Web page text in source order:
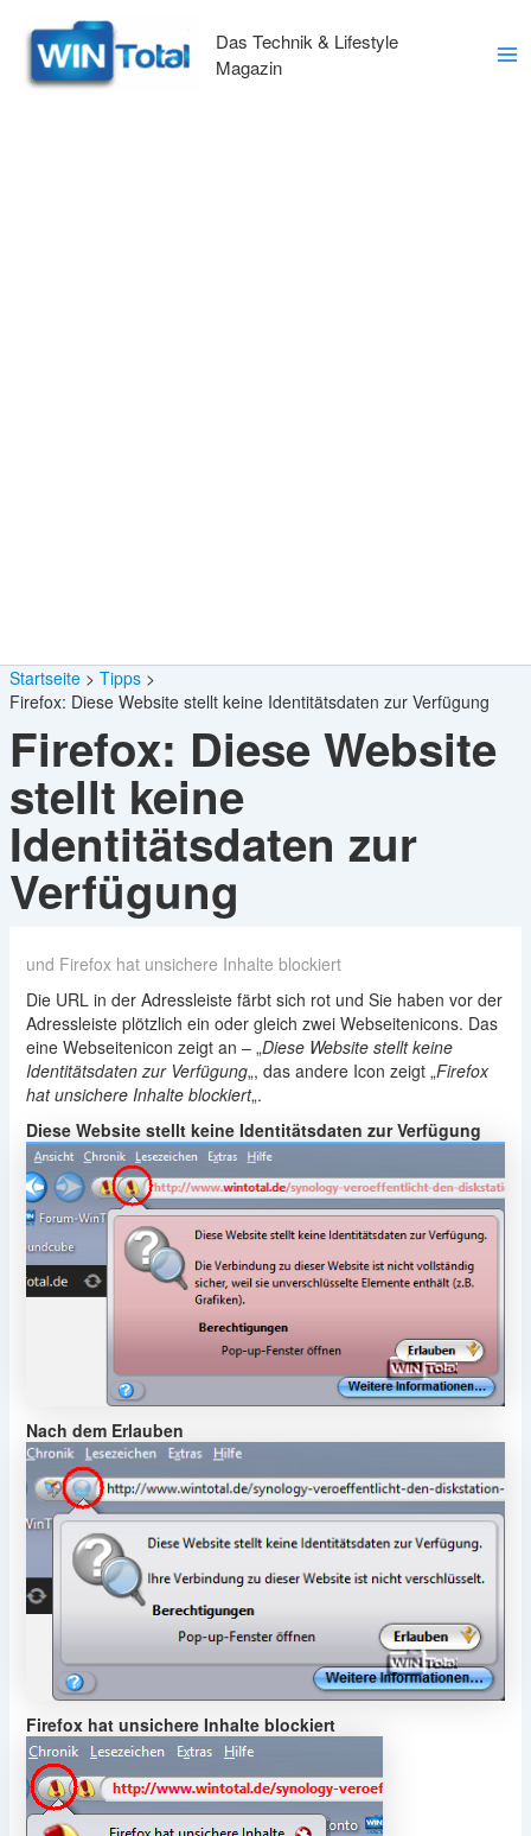
Inhalt
springen
Das Technik & Lifestyle
Magazin
Startseite
Tipps
Firefox: Diese Website stellt keine Identitätsdaten zur Verfügung
Firefox: Diese Website
stellt keine
Identitätsdaten zur
Verfügung
und Firefox hat unsichere Inhalte blockiert
Die URL in der Adressleiste färbt sich rot und Sie haben vor der
Adressleiste plötzlich ein oder gleich zwei Webseitenicons. Das
eine Webseitenicon zeigt an – „Diese Website stellt keine
Identitätsdaten zur Verfügung„, das andere Icon zeigt „Firefox
hat unsichere Inhalte blockiert„.
Diese Website stellt keine Identitätsdaten zur Verfügung
Nach dem Erlauben
Firefox hat unsichere Inhalte blockiert